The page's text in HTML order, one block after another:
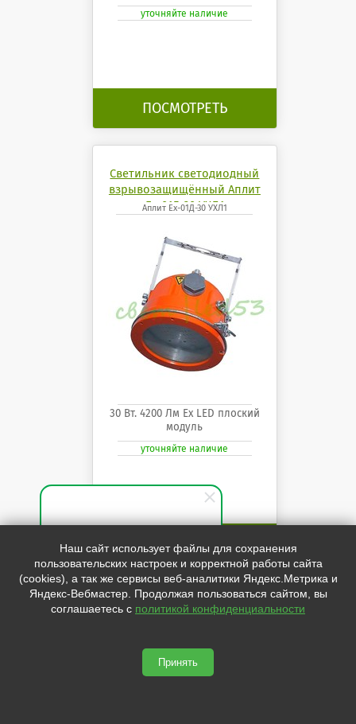
Специалист по продажам
Здравствуйте! Готов(-а)
помочь вам. Напишите мне,
если у вас появятся вопросы.
уточняйте наличие
ПОСМОТРЕТЬ
Светильник светодиодный
взрывозащищённый Аплит
Ех-01Д-30 УХЛ1
Аплит Ех-01Д-30 УХЛ1
30 Вт. 4200 Лм Ех LED плоский
модуль
уточняйте наличие
ПОСМОТРЕТЬ
Светильник светодиодный
Наш сайт использует файлы для сохранения
пользовательских настроек и корректной работы сайта
(cookies), а так же сервисы веб-аналитики Яндекс.Метрика и
Яндекс-Вебмастер. Продолжая пользоваться сайтом, вы
соглашаетесь с политикой конфиденциальности
Принять